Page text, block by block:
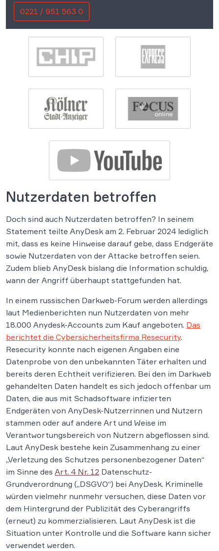
0221 / 951 563 0
Nutzerdaten betroffen
Doch sind auch Nutzerdaten betroffen? In seinem
Statement teilte AnyDesk am 2. Februar 2024 lediglich
mit, dass es keine Hinweise darauf gebe, dass Endgeräte
sowie Nutzerdaten von der Attacke betroffen seien.
Zudem blieb AnyDesk bislang die Information schuldig,
wann der Angriff überhaupt stattgefunden hat.
In einem russischen Darkweb-Forum werden allerdings
laut Medienberichten nun Nutzerdaten von mehr
18.000 Anydesk-Accounts zum Kauf angeboten. Das
berichtet die Cybersicherheitsfirma Resecurity.
Resecurity konnte nach eigenen Angaben eine
Datenprobe von den unbekannten Täter erhalten und
bereits deren Echtheit verifizieren. Bei den im Darkweb
gehandelten Daten handelt es sich jedoch offenbar um
Daten, die aus mit Schadsoftware infizierten
Endgeräten von AnyDesk-Nutzerrinnen und Nutzern
stammen oder auf andere Art und Weise im
Verantwortungsbereich von Nutzern abgeflossen sind.
Laut AnyDesk bestehe kein Zusammenhang zu einer
„Verletzung des Schutzes personenbezogener Daten“
im Sinne des Art. 4 Nr. 12 Datenschutz-
Grundverordnung („DSGVO“) bei AnyDesk. Kriminelle
würden vielmehr nunmehr versuchen, diese Daten vor
dem Hintergrund der Publizität des Cyberangriffs
(erneut) zu kommerzialisieren. Laut AnyDesk ist die
Situation unter Kontrolle und die Software kann sicher
verwendet werden.